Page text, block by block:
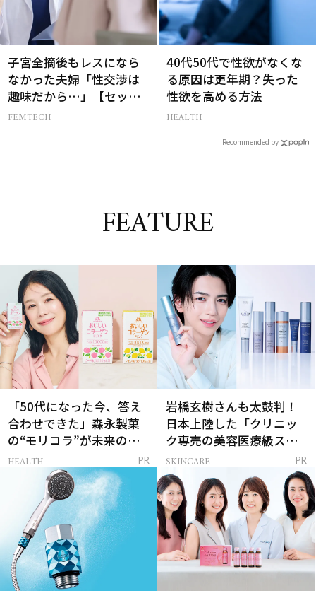
子宮全摘後もレスになら
なかった夫婦「性交渉は
趣味だから…」【セック
スレス AND THE CITY -女
FEMTECH
40代50代で性欲がなくな
る原因は更年期？失った
性欲を高める方法
HEALTH
Recommended by
FEATURE
「50代になった今、答え
合わせできた」森永製菓
の“モリコラ”が未来のキ
レイを連れてくる！
HEALTH PR
岩橋玄樹さんも太鼓判！
日本上陸した「クリニッ
ク専売の美容医療級スキ
ンケア」
SKINCARE PR